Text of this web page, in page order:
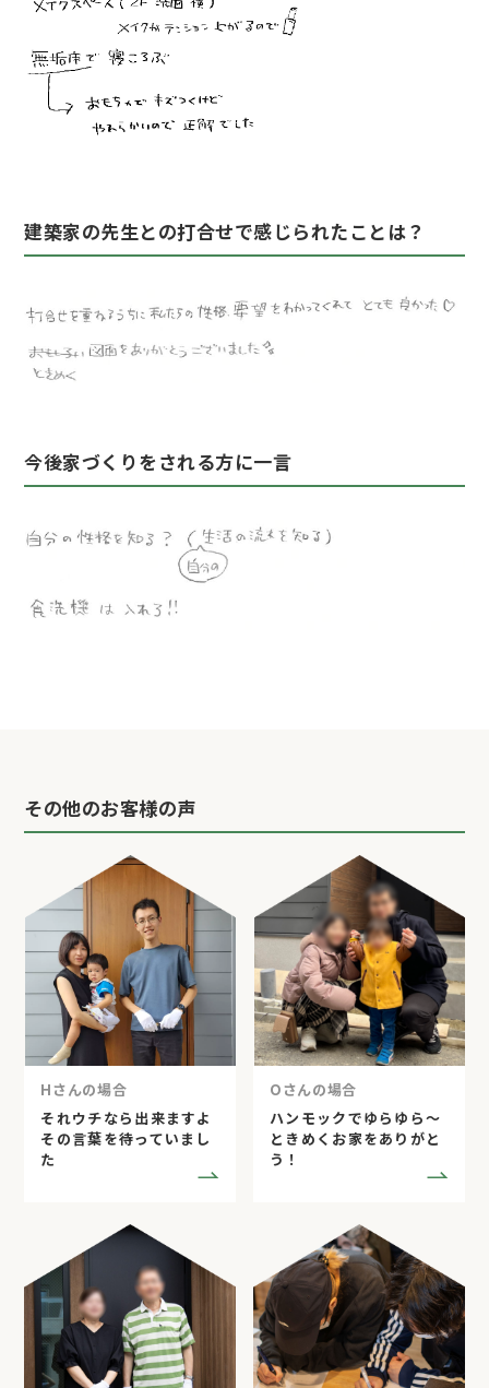
建築家の先生との打合せで感じられたことは？
今後家づくりをされる方に一言
その他のお客様の声
Hさんの場合
それウチなら出来ますよ
その言葉を待っていまし
た
Oさんの場合
ハンモックでゆらゆら～
ときめくお家をありがと
う！